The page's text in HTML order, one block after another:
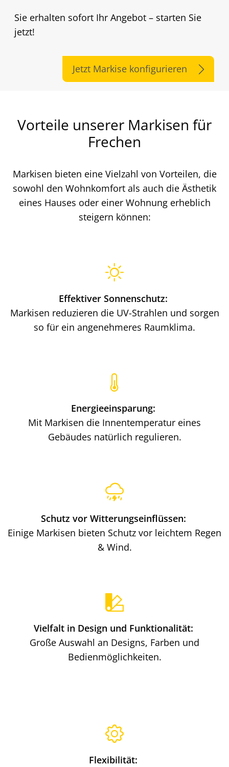
Sie erhalten sofort Ihr Angebot – starten Sie
jetzt!
Jetzt Markise konfigurieren
Vorteile unserer Markisen für
Frechen
Markisen bieten eine Vielzahl von Vorteilen, die
sowohl den Wohnkomfort als auch die Ästhetik
eines Hauses oder einer Wohnung erheblich
steigern können:
Effektiver Sonnenschutz:
Markisen reduzieren die UV-Strahlen und sorgen
so für ein angenehmeres Raumklima.
Energieeinsparung:
Mit Markisen die Innentemperatur eines
Gebäudes natürlich regulieren.
Schutz vor Witterungseinflüssen:
Einige Markisen bieten Schutz vor leichtem Regen
& Wind.
Vielfalt in Design und Funktionalität:
Große Auswahl an Designs, Farben und
Bedienmöglichkeiten.
Flexibilität: